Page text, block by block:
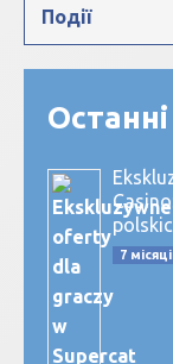
Події
7